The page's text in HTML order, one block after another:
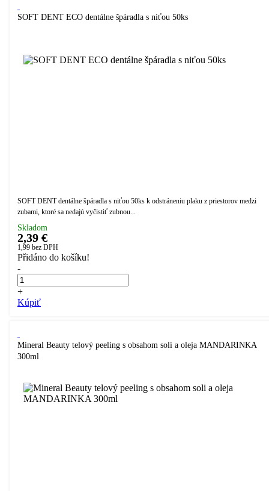
SOFT DENT ECO dentálne špáradla s niťou 50ks
SOFT DENT dentálne špáradla s niťou 50ks k odstráneniu plaku z priestorov medzi
zubami, ktoré sa nedajú vyčistiť zubnou...
Skladom
2,39 €
1,99 bez DPH
Přidáno do košíku!
-
+
Kúpiť
Mineral Beauty telový peeling s obsahom soli a oleja MANDARINKA
300ml